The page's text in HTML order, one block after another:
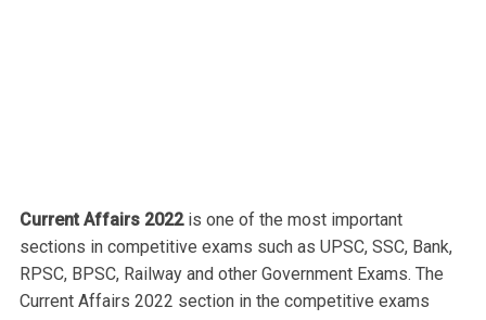
Current Affairs 2022is one of the most important
sections in competitive exams such as UPSC, SSC, Bank,
RPSC, BPSC, Railway and other Government Exams. The
Current Affairs 2022 section in the competitive exams